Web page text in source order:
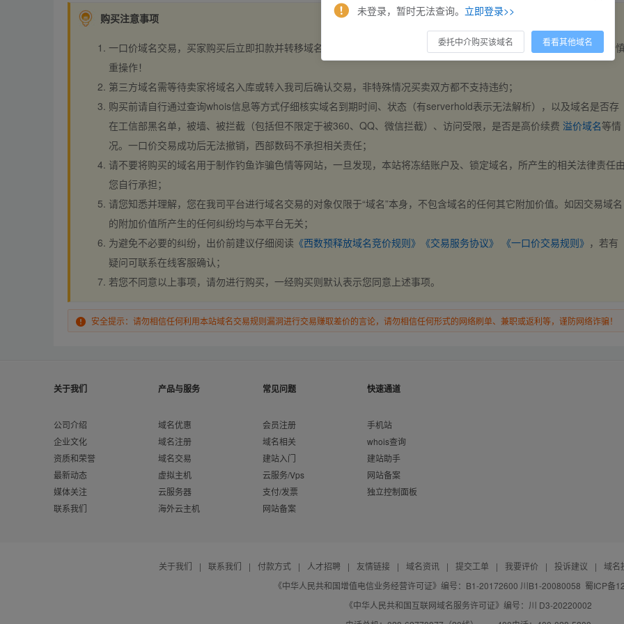
购买注意事项
一口价域名交易，买家购买后立即扣款并转移域名，交易自动完成。买卖双方都不支持违约，一旦出价不支持撤销，请
重操作！
第三方域名需等待卖家将域名入库或转入我司后确认交易，非特殊情况买卖双方都不支持违约；
购买前请自行通过查询whois信息等方式仔细核实域名到期时间、状态（有serverhold表示无法解析），以及域名是否存
在工信部黑名单，被墙、被拦截（包括但不限定于被360、QQ、微信拦截）、访问受限，是否是高价续费 溢价域名等情
况。一口价交易成功后无法撤销，西部数码不承担相关责任；
请不要将购买的域名用于制作钓鱼诈骗色情等网站，一旦发现，本站将冻结账户及、锁定域名，所产生的相关法律责任
您自行承担；
请您知悉并理解，您在我司平台进行域名交易的对象仅限于“域名”本身，不包含域名的任何其它附加价值。如因交易域名
的附加价值所产生的任何纠纷均与本平台无关；
为避免不必要的纠纷，出价前建议仔细阅读 《西数预释放域名竞价规则》 《交易服务协议》 《一口价交易规则》 ，若有
疑问可联系在线客服确认；
若您不同意以上事项，请勿进行购买，一经购买则默认表示您同意上述事项。
安全提示：请勿相信任何利用本站域名交易规则漏洞进行交易赚取差价的言论，请勿相信任何形式的网络刷单、兼职或返利等，谨防网络诈骗！
关于我们
公司介绍
企业文化
资质和荣誉
最新动态
媒体关注
联系我们
产品与服务
域名优惠
域名注册
域名交易
虚拟主机
云服务器
海外云主机
常见问题
会员注册
域名相关
建站入门
云服务/Vps
支付/发票
网站备案
快速通道
手机站
whois查询
建站助手
网站备案
独立控制面板
关于我们 | 联系我们 | 付款方式 | 人才招聘 | 友情链接 | 域名资讯 | 提交工单 | 我要评价 | 投诉建议 |
域名
《中华人民共和国增值电信业务经营许可证》编号：B1-20172600 川B1-20080058 蜀ICP备
《中华人民共和国互联网域名服务许可证》编号：川 D3-20220002
未登录，暂时无法查询。 立即登录>>
委托中介购买该域名 看看其他域名